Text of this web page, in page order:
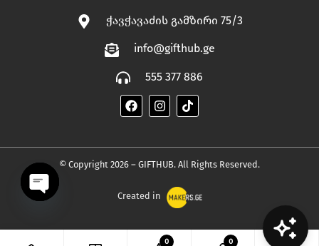
ჭავჭავაძის გამზირი 75/3
info@gifthub.ge
555 377 886
© Copyright 2026 – GIFTHUB. All Rights Reserved.
Created in
0 0